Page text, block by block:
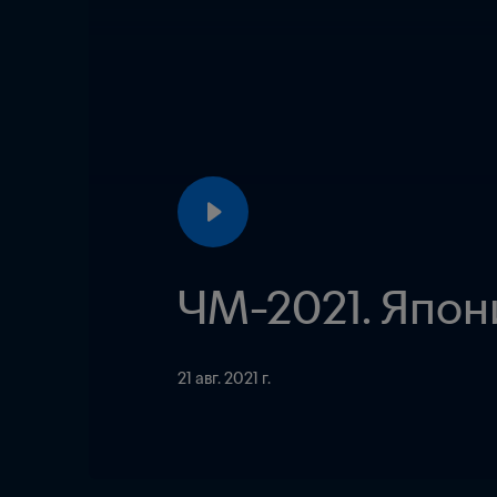
ЧМ-2021.
21 авг. 2021 г.